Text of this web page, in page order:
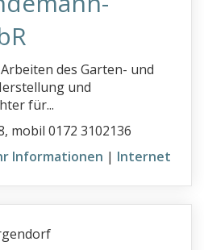
des Garten- und
und
für...
mobil 0172 3102136
Informationen | Internet